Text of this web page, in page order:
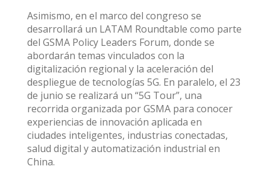
Asimismo, en el marco del congreso se
desarrollará un LATAM Roundtable como parte
del GSMA Policy Leaders Forum, donde se
abordarán temas vinculados con la
digitalización regional y la aceleración del
despliegue de tecnologías 5G. En paralelo, el 23
de junio se realizará un “5G Tour”, una
recorrida organizada por GSMA para conocer
experiencias de innovación aplicada en
ciudades inteligentes, industrias conectadas,
salud digital y automatización industrial en
China.